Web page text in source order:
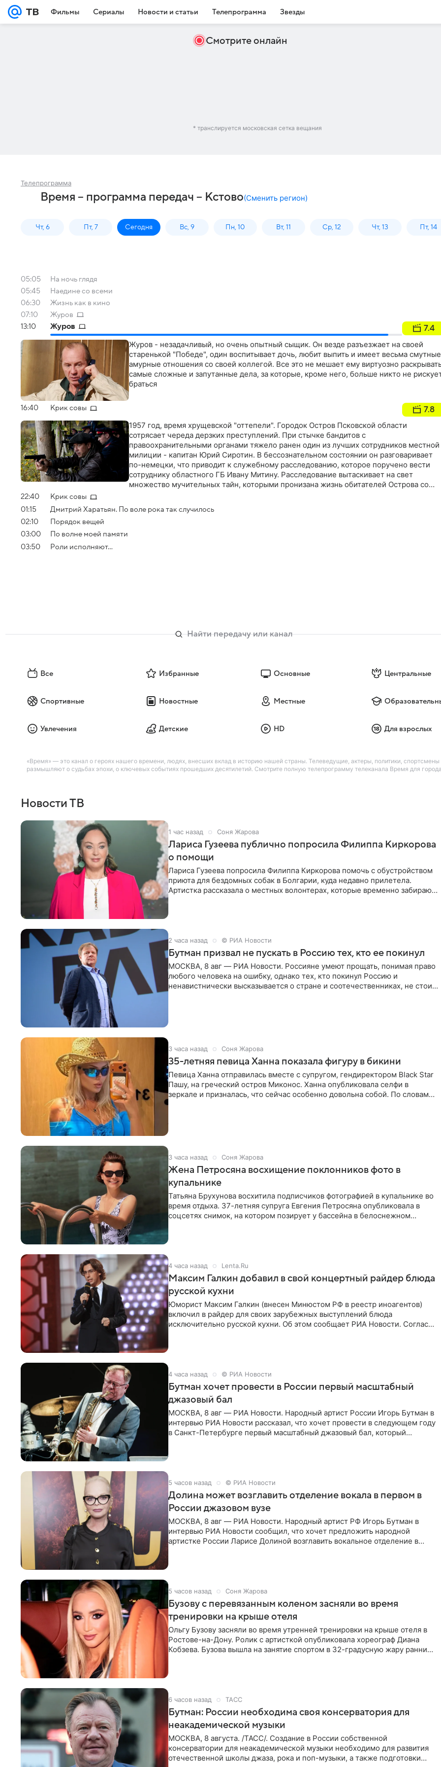
Фильмы Сериалы Новости и статьи Телепрограмма Звезды
Смотрите онлайн
* транслируется московская сетка вещания
Телепрограмма
Время – программа передач – Кстово(Сменить регион)
Чт, 6 Пт, 7 Сегодня Вс, 9 Пн, 10 Вт, 11 Ср, 12 Чт, 13 Пт, 14
05:05
На ночь глядя
05:45
Наедине со всеми
06:30
Жизнь как в кино
07:10
Журов
13:10
Журов 7.4
Журов - незадачливый, но очень опытный сыщик. Он везде разъезжает на своей
старенькой "Победе", один воспитывает дочь, любит выпить и имеет весьма смутные
амурные отношения со своей коллегой. Все это не мешает ему виртуозно
самые сложные и запутанные дела, за которые, кроме него, больше никто не
браться
16:40 Крик совы 7.8
1957 год, время хрущевской "оттепели". Городок Остров Псковской области
сотрясает череда дерзких преступлений. При стычке бандитов с
правоохранительными органами тяжело ранен один из лучших сотрудников местной
милиции - капитан Юрий Сиротин. В бессознательном состоянии он разговаривает
по-немецки, что приводит к служебному расследованию, которое поручено вести
сотруднику областного ГБ Ивану Митину. Расследование вытаскивает на свет
множество мучительных тайн, которыми пронизана жизнь обитателей Острова со
22:40
Крик совы
01:15
Дмитрий Харатьян. По воле рока так случилось
02:10
Порядок вещей
03:00
По волне моей памяти
03:50
Роли исполняют...
Все Избранные Основные Центральные
Спортивные Новостные Местные
Увлечения Детские HD Для взрослых
«Время» — это канал о героях нашего времени, людях, внесших вклад в историю нашей страны. Телеведущие, актеры, политики,
размышляют о судьбах эпохи, о ключевых событиях прошедших десятилетий. Смотрите полную телепрограмму телеканала Время для
Новости ТВ
1 час назад Соня Жарова
Лариса Гузеева публично попросила Филиппа Киркорова
о помощи
Лариса Гузеева попросила Филиппа Киркорова помочь с обустройством
приюта для бездомных собак в Болгарии, куда недавно прилетела.
Артистка рассказала о местных волонтерах, которые временно забирают
2 часа назад © РИА Новости
Бутман призвал не пускать в Россию тех, кто ее покинул
МОСКВА, 8 авг — РИА Новости. Россияне умеют прощать, понимая право
любого человека на ошибку, однако тех, кто покинул Россию и
ненавистнически высказывается о стране и соотечественниках, не стоит
3 часа назад Соня Жарова
35-летняя певица Ханна показала фигуру в бикини
Певица Ханна отправилась вместе с супругом, гендиректором Black Star
Пашу, на греческий остров Миконос. Ханна опубликовала селфи в
зеркале и призналась, что сейчас особенно довольна собой. По словам
3 часа назад Соня Жарова
Жена Петросяна восхищение поклонников фото в
купальнике
Татьяна Брухунова восхитила подписчиков фотографией в купальнике во
время отдыха. 37-летняя супруга Евгения Петросяна опубликовала в
соцсетях снимок, на котором позирует у бассейна в белоснежном
4 часа назад Lenta.Ru
Максим Галкин добавил в свой концертный райдер блюда
русской кухни
Юморист Максим Галкин (внесен Минюстом РФ в реестр иноагентов)
включил в райдер для своих зарубежных выступлений блюда
исключительно русской кухни. Об этом сообщает РИА Новости. Согласно
4 часа назад © РИА Новости
Бутман хочет провести в России первый масштабный
джазовый бал
МОСКВА, 8 авг — РИА Новости. Народный артист России Игорь Бутман в
интервью РИА Новости рассказал, что хочет провести в следующем году
в Санкт-Петербурге первый масштабный джазовый бал, который
5 часов назад © РИА Новости
Долина может возглавить отделение вокала в первом в
России джазовом вузе
МОСКВА, 8 авг — РИА Новости. Народный артист РФ Игорь Бутман в
интервью РИА Новости сообщил, что хочет предложить народной
артистке России Ларисе Долиной возглавить вокальное отделение в
5 часов назад Соня Жарова
Бузову с перевязанным коленом засняли во время
тренировки на крыше отеля
Ольгу Бузову засняли во время утренней тренировки на крыше отеля в
Ростове-на-Дону. Ролик с артисткой опубликовала хореограф Диана
Кобзева. Бузова вышла на занятие спортом в 32-градусную жару ранним
6 часов назад ТАСС
Бутман: России необходима своя консерватория для
неакадемической музыки
МОСКВА, 8 августа. /ТАСС/. Создание в России собственной
консерватории для неакадемической музыки необходимо для развития
отечественной школы джаза, рока и поп-музыки, а также подготовки